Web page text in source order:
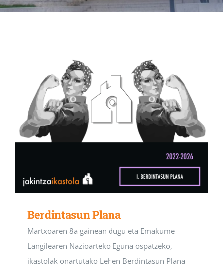
AGENDA 2030
Berdintasun Plana
Martxoaren 8a gainean dugu eta Emakume
Langilearen Nazioarteko Eguna ospatzeko,
ikastolak onartutako Lehen Berdintasun Plana